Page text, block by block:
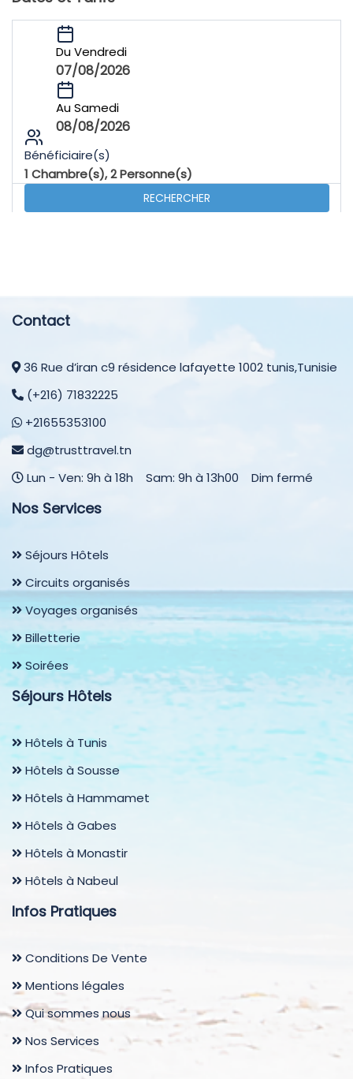
Du Vendredi
07/08/2026
Au Samedi
08/08/2026
Bénéficiaire(s)
1 Chambre(s),2Personne(s)
RECHERCHER
Contact
36 Rue d’iran c9 résidence lafayette 1002 tunis,Tunisie
(+216) 71832225
+21655353100
dg@trusttravel.tn
Lun - Ven: 9h à 18h Sam: 9h à 13h00 Dim fermé
Nos Services
Séjours Hôtels
Circuits organisés
Voyages organisés
Billetterie
Soirées
Séjours Hôtels
Hôtels à Tunis
Hôtels à Sousse
Hôtels à Hammamet
Hôtels à Gabes
Hôtels à Monastir
Hôtels à Nabeul
Infos Pratiques
Conditions De Vente
Mentions légales
Qui sommes nous
Nos Services
Infos Pratiques